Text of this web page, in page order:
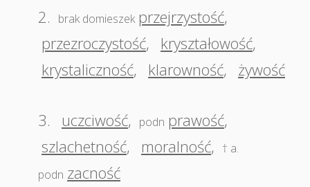
2. brak domieszek przejrzystość,
przezroczystość, kryształowość,
krystaliczność, klarowność, żywość
3. uczciwość, podn prawość,
szlachetność, moralność,
† a.
podn zacność